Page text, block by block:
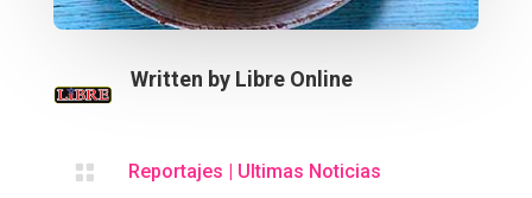
Written by Libre Online
 Reportajes | Ultimas Noticias